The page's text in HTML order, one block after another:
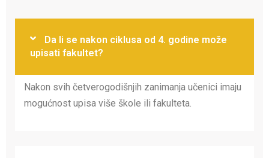
Da li se nakon ciklusa od 4. godine može
upisati fakultet?
Nakon svih četverogodišnjih zanimanja učenici imaju
mogućnost upisa više škole ili fakulteta.